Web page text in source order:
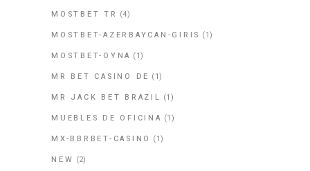
MOSTBET TR (4)
MOSTBET-AZERBAYCAN-GIRIS (1)
MOSTBET-OYNA (1)
MR BET CASINO DE (1)
MR JACK BET BRAZIL (1)
MUEBLES DE OFICINA (1)
MX-BBRBET-CASINO (1)
NEW (2)